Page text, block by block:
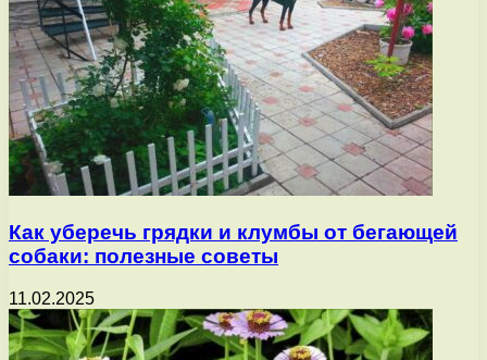
Как уберечь грядки и клумбы от бегающей
собаки: полезные советы
11.02.2025